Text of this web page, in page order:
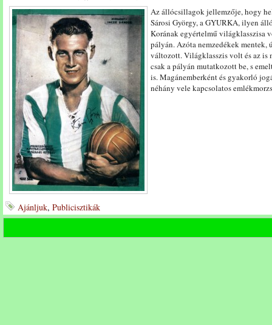
Az állócsillagok jellemzője, hogy
Sárosi György, a GYURKA, ilyen
Korának egyértelmű világklasszisa
pályán. Azóta nemzedékek mentek,
változott. Világklasszis volt és az is
csak a pályán mutatkozott be, s
is. Magánemberként és gyakorló
néhány vele kapcsolatos
Ajánljuk, Publicisztikák